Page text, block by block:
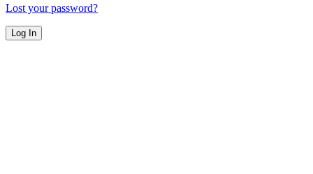
Lost your password?